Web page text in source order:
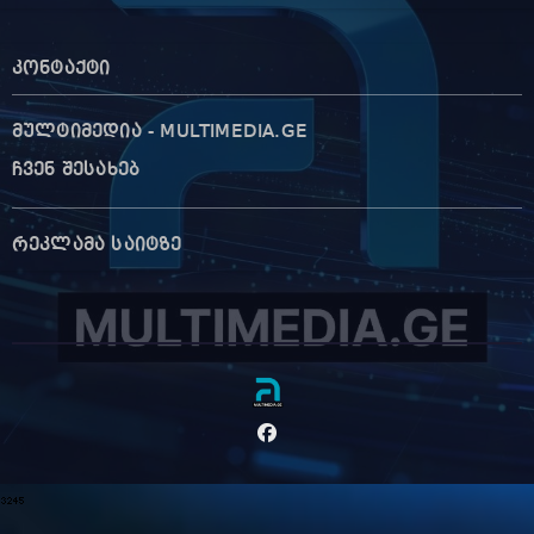
კონტაქტი
მულტიმედია - MULTIMEDIA.GE
ჩვენ შესახებ
რეკლამა საიტზე